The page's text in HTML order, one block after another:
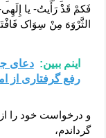
فَکمْ قَدْ رَأَیتُ- یا
الثَّرْوَهَ مِنْ سِوَاک
اینم ببین: دعای
رفع گرفتاری از
و درخواست خود را
گرداندم،